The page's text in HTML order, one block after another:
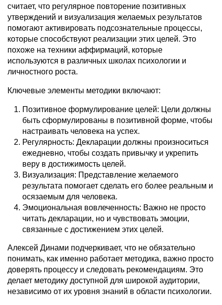
считает, что регулярное повторение позитивных
утверждений и визуализация желаемых результатов
помогают активировать подсознательные процессы,
которые способствуют реализации этих целей. Это
похоже на техники аффирмаций, которые
используются в различных школах психологии и
личностного роста.
Ключевые элементы методики включают:
Позитивное формулирование целей: Цели должны
быть сформулированы в позитивной форме, чтобы
настраивать человека на успех.
Регулярность: Декларации должны произноситься
ежедневно, чтобы создать привычку и укрепить
веру в достижимость целей.
Визуализация: Представление желаемого
результата помогает сделать его более реальным и
осязаемым для человека.
Эмоциональная вовлеченность: Важно не просто
читать декларации, но и чувствовать эмоции,
связанные с достижением этих целей.
Алексей Динами подчеркивает, что не обязательно
понимать, как именно работает методика, важно просто
доверять процессу и следовать рекомендациям. Это
делает методику доступной для широкой аудитории,
независимо от их уровня знаний в области психологии.